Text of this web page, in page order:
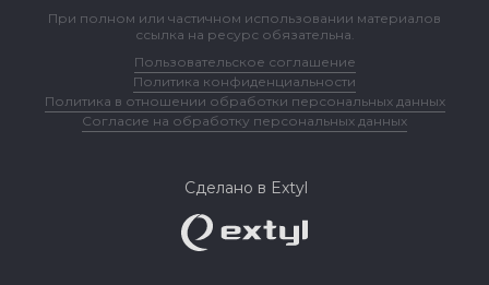
При полном или частичном использовании материалов
ссылка на ресурс обязательна.
Пользовательское соглашение
Политика конфиденциальности
Политика в отношении обработки персональных данных
Согласие на обработку персональных данных
Сделано в Extyl